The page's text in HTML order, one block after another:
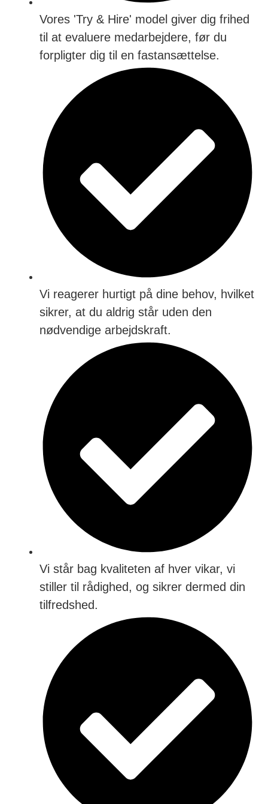
Vores 'Try & Hire' model giver dig frihed
til at evaluere medarbejdere, før du
forpligter dig til en fastansættelse.
Vi reagerer hurtigt på dine behov, hvilket
sikrer, at du aldrig står uden den
nødvendige arbejdskraft.
Vi står bag kvaliteten af hver vikar, vi
stiller til rådighed, og sikrer dermed din
tilfredshed.